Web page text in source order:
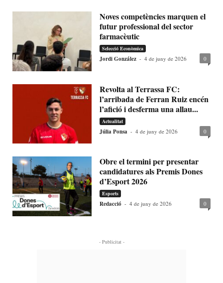
Noves competències marquen el
futur professional del sector
farmacèutic
Selecció Econòmica
Jordi González - 4 de juny de 2026 0
Revolta al Terrassa FC:
l’arribada de Ferran Ruiz encén
l’afició i desferma una allau...
Actualitat
Júlia Ponsa - 4 de juny de 2026 0
Obre el termini per presentar
candidatures als Premis Dones
d’Esport 2026
Esports
Redacció - 4 de juny de 2026 0
- Publicitat -